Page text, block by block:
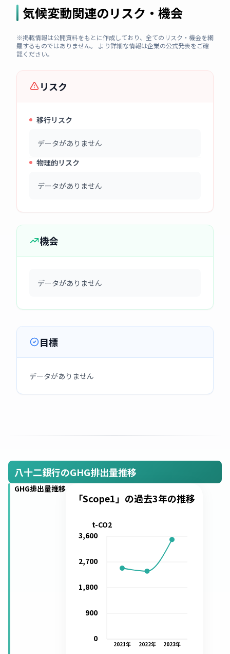
気候変動関連のリスク・機会
※掲載情報は公開資料をもとに作成しており、全てのリスク・機会を網
羅するものではありません。 より詳細な情報は企業の公式発表をご確
認ください。
リスク
移行リスク
データがありません
物理的リスク
データがありません
機会
データがありません
目標
データがありません
八十二銀行のGHG排出量推移
GHG排出量推移
「Scope1」の過去3年の推移
2021年 2022年 2023年
0
900
1,800
2,700
3,600
t-CO2